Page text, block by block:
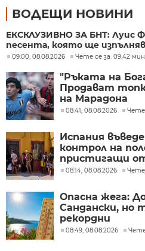
ВОДЕЩИ НОВИНИ
ЕКСКЛУЗИВНО ЗА БНТ: Луис
песента, която ще
09:00, 08.08.2026 Чете се за: 09:42
"Ръката на
Продават
на Марадона
08:41, 08.08.2026 Чете
Испания
контрол на
пристигащи
08:14, 08.08.2026 Чете
Опасна жега:
Сандански, но
рекордни
08:49, 08.08.2026 Чете